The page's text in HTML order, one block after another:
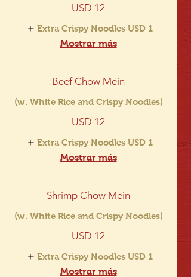
USD 12
Extra Crispy Noodles USD 1
Mostrar más
Beef Chow Mein
(w. White Rice and Crispy Noodles)
USD 12
Extra Crispy Noodles USD 1
Mostrar más
Shrimp Chow Mein
(w. White Rice and Crispy Noodles)
USD 12
Extra Crispy Noodles USD 1
Mostrar más